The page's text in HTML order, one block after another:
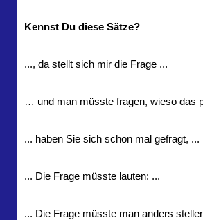
Kennst Du diese Sätze?
..., da stellt sich mir die Frage ...
… und man müsste fragen, wieso das
... haben Sie sich schon mal gefragt, ...
... Die Frage müsste lauten: ...
... Die Frage müsste man anders